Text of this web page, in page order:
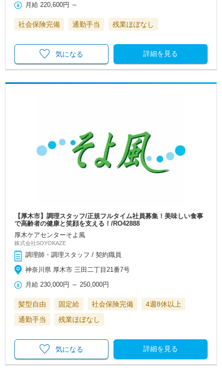
月給 220,600円 ～
社会保険完備 通勤手当 残業ほぼなし
詳細を見る
気になる
【厚木市】調理スタッフ/正規フルタイム社員募集！美味しい食事
で高齢者の健康と笑顔を支える！/RO42888
厚木ケアセンターそよ風
株式会社SOYOKAZE
調理師・調理スタッフ / 契約職員
神奈川県 厚木市 三田二丁目21番7号
月給 230,000円 ～ 250,000円
髪型自由 固定給 社会保険完備
4週8休以上
通勤手当
残業ほぼなし
詳細を見る
気になる